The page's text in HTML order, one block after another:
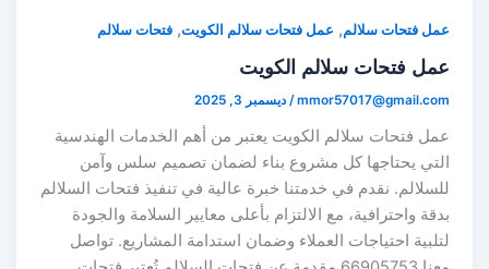
فتحات سلالم, عمل فتحات سلالم الكويت ,فتحات سلالم
فتحات سلالم الكويت
/ديسمبر 3, 2025
فتحات سلالم الكويت يعتبر من أهم الخدمات الهندسية
يحتاجها كل مشروع بناء لضمان تصميم سلس وآمن
نقدم في خدمتنا خبرة عالية في تنفيذ فتحات السلالم
واحترافية، مع الالتزام بأعلى معايير السلامة والجودة
احتياجات العملاء وضمان استدامة المشاريع. تواصل